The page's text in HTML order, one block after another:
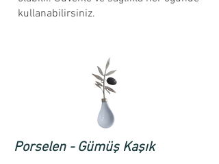
kullanabilirsiniz.
Porselen - Gümüş Kaşık